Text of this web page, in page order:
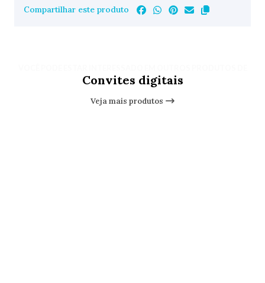
Compartilhar este produto
Convites digitais
Veja mais produtos